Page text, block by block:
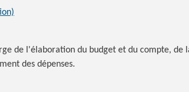
de l'élaboration du budget et du compte, de
des dépenses.